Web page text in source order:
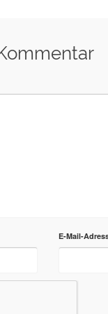
E-Mail-